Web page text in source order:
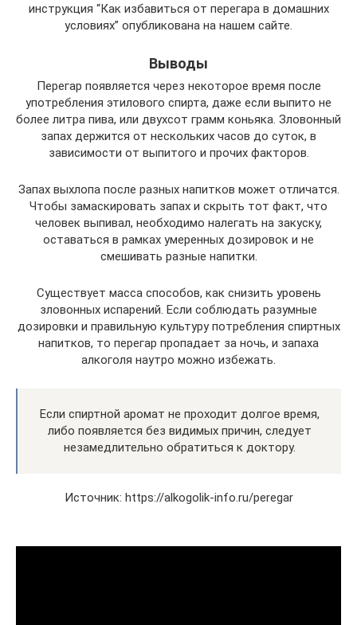
инструкция “Как избавиться от перегара в домашних
условиях” опубликована на нашем сайте.
Выводы
Перегар появляется через некоторое время после
употребления этилового спирта, даже если выпито не
более литра пива, или двухсот грамм коньяка. Зловонный
запах держится от нескольких часов до суток, в
зависимости от выпитого и прочих факторов.
Запах выхлопа после разных напитков может отличатся.
Чтобы замаскировать запах и скрыть тот факт, что
человек выпивал, необходимо налегать на закуску,
оставаться в рамках умеренных дозировок и не
смешивать разные напитки.
Существует масса способов, как снизить уровень
зловонных испарений. Если соблюдать разумные
дозировки и правильную культуру потребления спиртных
напитков, то перегар пропадает за ночь, и запаха
алкоголя наутро можно избежать.
Если спиртной аромат не проходит долгое время,
либо появляется без видимых причин, следует
незамедлительно обратиться к доктору.
Источник: https://alkogolik-info.ru/peregar